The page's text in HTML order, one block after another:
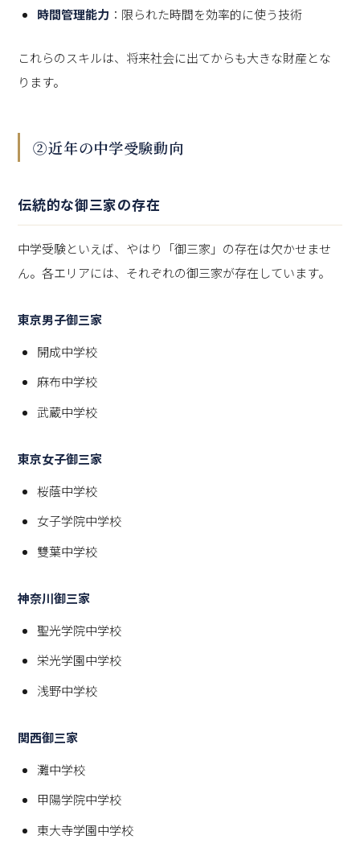
時間管理能力 ：限られた時間を効率的に使う技術
これらのスキルは、将来社会に出てからも大きな財産とな
ります。
②近年の中学受験動向
伝統的な御三家の存在
中学受験といえば、やはり「御三家」の存在は欠かせませ
ん。各エリアには、それぞれの御三家が存在しています。
東京男子御三家
開成中学校
麻布中学校
武蔵中学校
東京女子御三家
桜蔭中学校
女子学院中学校
雙葉中学校
神奈川御三家
聖光学院中学校
栄光学園中学校
浅野中学校
関西御三家
灘中学校
甲陽学院中学校
東大寺学園中学校